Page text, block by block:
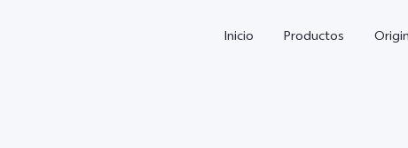
Inicio Productos